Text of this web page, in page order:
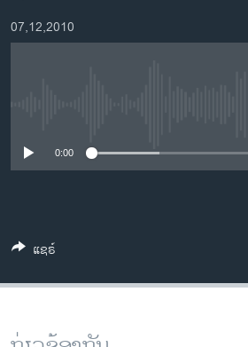
ຫາ
ຊອກ
ການເລືອກຕັ້ງ ປະທານາທີບໍດີ ສະຫະລັດ 2024
ຂ່າວ​ຈີນ
ຊີວິດຊາວລາວ
ທຸລະກິດ
ພາສາອັງກິດ
07,12,2010
0:00
ແຊຣ໌